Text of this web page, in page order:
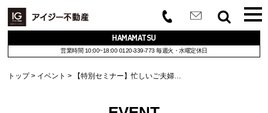
HAMAMATSU
営業時間 10:00~18:00 0120-339-773 毎週火・水曜定休日
トップ イベント 【特別セミナー】忙しいご夫婦…